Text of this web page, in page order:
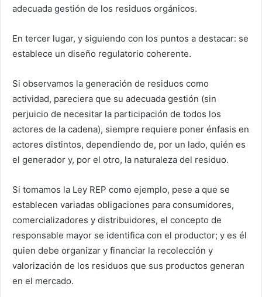
adecuada gestión de los residuos orgánicos.
En tercer lugar, y siguiendo con los puntos a destacar: se
establece un diseño regulatorio coherente.
Si observamos la generación de residuos como
actividad, pareciera que su adecuada gestión (sin
perjuicio de necesitar la participación de todos los
actores de la cadena), siempre requiere poner énfasis en
actores distintos, dependiendo de, por un lado, quién es
el generador y, por el otro, la naturaleza del residuo.
Si tomamos la Ley REP como ejemplo, pese a que se
establecen variadas obligaciones para consumidores,
comercializadores y distribuidores, el concepto de
responsable mayor se identifica con el productor; y es él
quien debe organizar y financiar la recolección y
valorización de los residuos que sus productos generan
en el mercado.